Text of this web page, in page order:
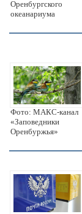
Оренбургского
океанариума
Фото: МАКС-канал
«Заповедники
Оренбуржья»